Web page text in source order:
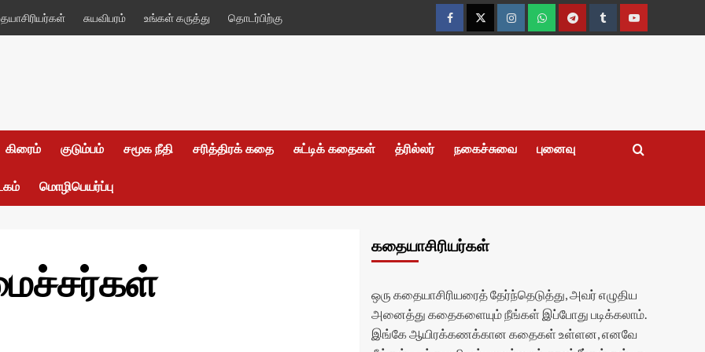
சுயவிபரம் உங்கள் கருத்து தொடர்பிற்கு
FacebookTwitterInstagramWhatsappTelegramTumblrYouTube
கிரைம் குடும்பம் சமூக நீதி சரித்திரக் கதை சுட்டிக் கதைகள் த்ரில்லர் நகைச்சுவை புனைவு
மொழிபெயர்ப்பு
கதையாசிரியர்கள்
ஒரு கதையாசிரியரைத் தேர்ந்தெடுத்து, அவர் எழுதிய
அனைத்து கதைகளையும் நீங்கள் இப்போது படிக்கலாம்.
இங்கே ஆயிரக்கணக்கான கதைகள் உள்ளன, எனவே